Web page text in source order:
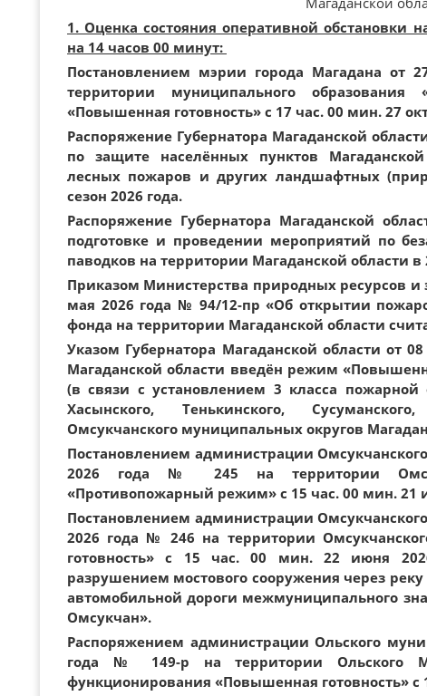
1. Оценка состояния оперативной обстановки
на 14 часов 00 минут:
Постановлением мэрии города Магадана от
территории муниципального образования
«Повышенная готовность» с 17 час. 00 мин. 27
Распоряжение Губернатора Магаданской
по защите населённых пунктов
лесных пожаров и других ландшафтных
сезон 2026 года.
Распоряжение Губернатора Магаданской
подготовке и проведении мероприятий по
паводков на территории Магаданской области в
Приказом Министерства природных ресурсов и
мая 2026 года № 94/12-пр «Об открытии
фонда на территории Магаданской области
Указом Губернатора Магаданской области от
Магаданской области введён режим
(в связи с установлением 3 класса пожарной
Хасынского, Тенькинского,
Омсукчанского муниципальных округов
Постановлением администрации
2026 года № 245 на территории
«Противопожарный режим» с 15 час. 00 мин. 21
Постановлением администрации
2026 года № 246 на территории
готовность» с 15 час. 00 мин. 22 июня
разрушением мостового сооружения через
автомобильной дороги межмуниципального
Омсукчан».
Распоряжением администрации Ольского
года № 149-р на территории
функционирования «Повышенная готовность» с